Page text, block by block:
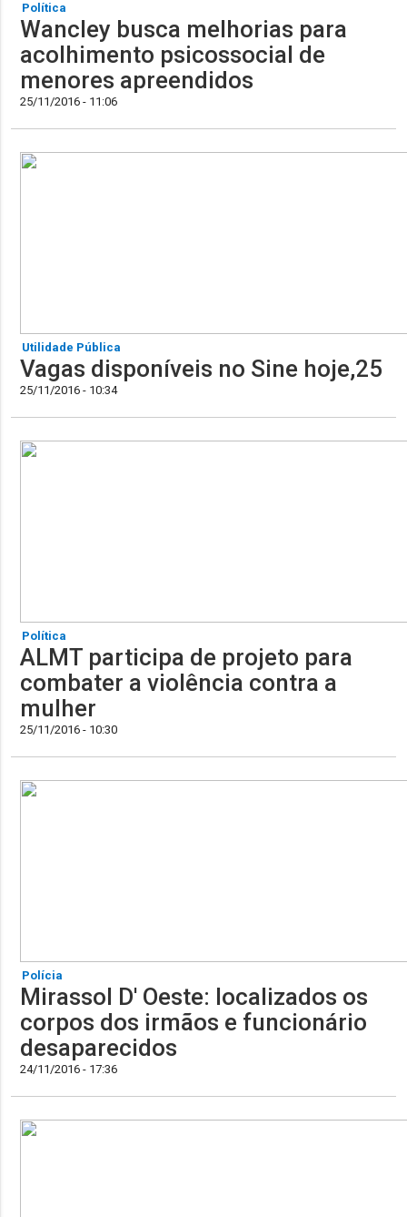
Política
Wancley busca melhorias para
acolhimento psicossocial de
menores apreendidos
25/11/2016 - 11:06
Utilidade Pública
Vagas disponíveis no Sine hoje,25
25/11/2016 - 10:34
Política
ALMT participa de projeto para
combater a violência contra a
mulher
25/11/2016 - 10:30
Polícia
Mirassol D' Oeste: localizados os
corpos dos irmãos e funcionário
desaparecidos
24/11/2016 - 17:36